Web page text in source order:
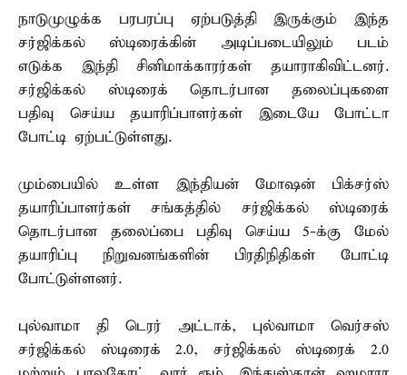
நாடுமுழுக்க பரபரப்பு ஏற்படுத்தி இருக்கும் இந்த
சர்ஜிக்கல் ஸ்டிரைக்கின் அடிப்படையிலும் படம்
எடுக்க இந்தி சினிமாக்காரர்கள் தயாராகிவிட்டனர்.
சர்ஜிக்கல் ஸ்டிரைக் தொடர்பான தலைப்புகளை
பதிவு செய்ய தயாரிப்பாளர்கள் இடையே போட்டா
போட்டி ஏற்பட்டுள்ளது.
மும்பையில் உள்ள இந்தியன் மோஷன் பிக்சர்ஸ்
தயாரிப்பாளர்கள் சங்கத்தில் சர்ஜிக்கல் ஸ்டிரைக்
தொடர்பான தலைப்பை பதிவு செய்ய 5-க்கு மேல்
தயாரிப்பு நிறுவனங்களின் பிரதிநிதிகள் போட்டி
போட்டுள்ளனர்.
புல்வாமா தி டெரர் அட்டாக், புல்வாமா வெர்சஸ்
சர்ஜிக்கல் ஸ்டிரைக் 2.0, சர்ஜிக்கல் ஸ்டிரைக் 2.0